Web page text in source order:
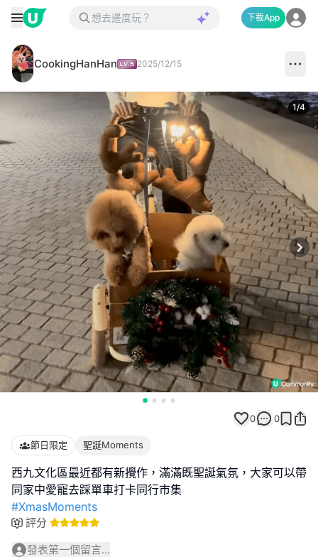
下載App
CookingHanHan 2025/12/15
1/4
0 0
節日限定 聖誕Moments
西九文化區最近都有新攪作，滿滿既聖誕氣氛，大家可以帶
#XmasMoments
評分
發表第一個留言...